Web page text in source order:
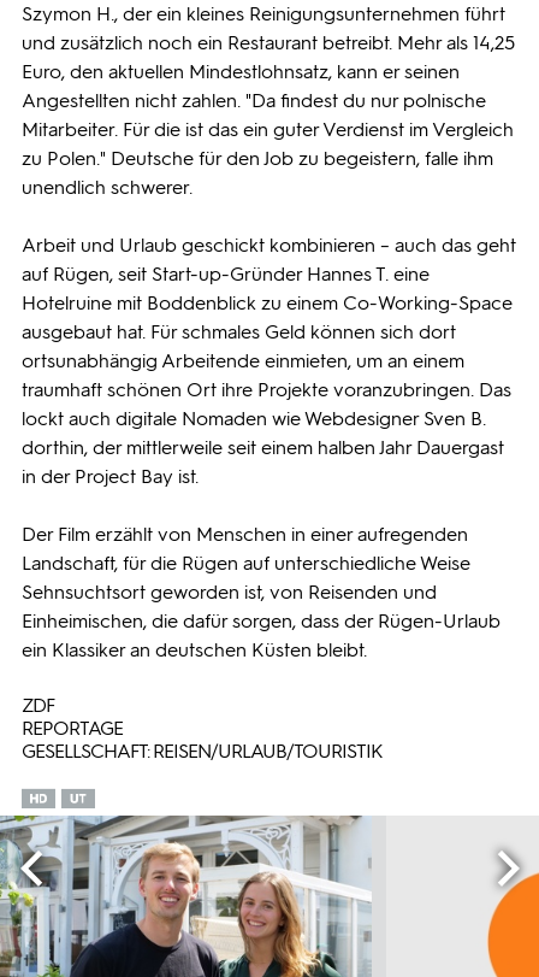
Szymon H., der ein kleines Reinigungsunternehmen führt
und zusätzlich noch ein Restaurant betreibt. Mehr als 14,25
Euro, den aktuellen Mindestlohnsatz, kann er seinen
Angestellten nicht zahlen. "Da findest du nur polnische
Mitarbeiter. Für die ist das ein guter Verdienst im Vergleich
zu Polen." Deutsche für den Job zu begeistern, falle ihm
unendlich schwerer.
Arbeit und Urlaub geschickt kombinieren – auch das geht
auf Rügen, seit Start-up-Gründer Hannes T. eine
Hotelruine mit Boddenblick zu einem Co-Working-Space
ausgebaut hat. Für schmales Geld können sich dort
ortsunabhängig Arbeitende einmieten, um an einem
traumhaft schönen Ort ihre Projekte voranzubringen. Das
lockt auch digitale Nomaden wie Webdesigner Sven B.
dorthin, der mittlerweile seit einem halben Jahr Dauergast
in der Project Bay ist.
Der Film erzählt von Menschen in einer aufregenden
Landschaft, für die Rügen auf unterschiedliche Weise
Sehnsuchtsort geworden ist, von Reisenden und
Einheimischen, die dafür sorgen, dass der Rügen-Urlaub
ein Klassiker an deutschen Küsten bleibt.
ZDF
REPORTAGE
GESELLSCHAFT: REISEN/URLAUB/TOURISTIK